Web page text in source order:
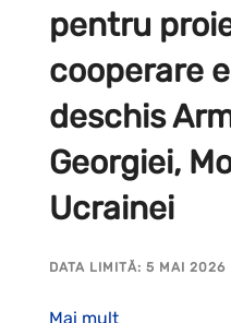
pentru
cooperare
deschis
Georgiei,
Ucrainei
DATA LIMITĂ: 5 MAI 2026
Mai mult